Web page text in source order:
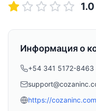
1.0
Информация о
+54 341 5172-8463
https://cozaninc.com